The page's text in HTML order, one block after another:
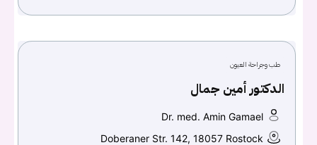
طب وجراحة العيون
الدكتور أمين جمال
Dr. med. Amin Gamael
Doberaner Str. 142, 18057 Rostock